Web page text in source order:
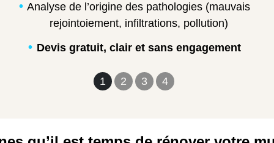
1 2 3 4
Analyse de l’origine des pathologies (mauvais
rejointoiement, infiltrations, pollution)
Devis gratuit, clair et sans engagement